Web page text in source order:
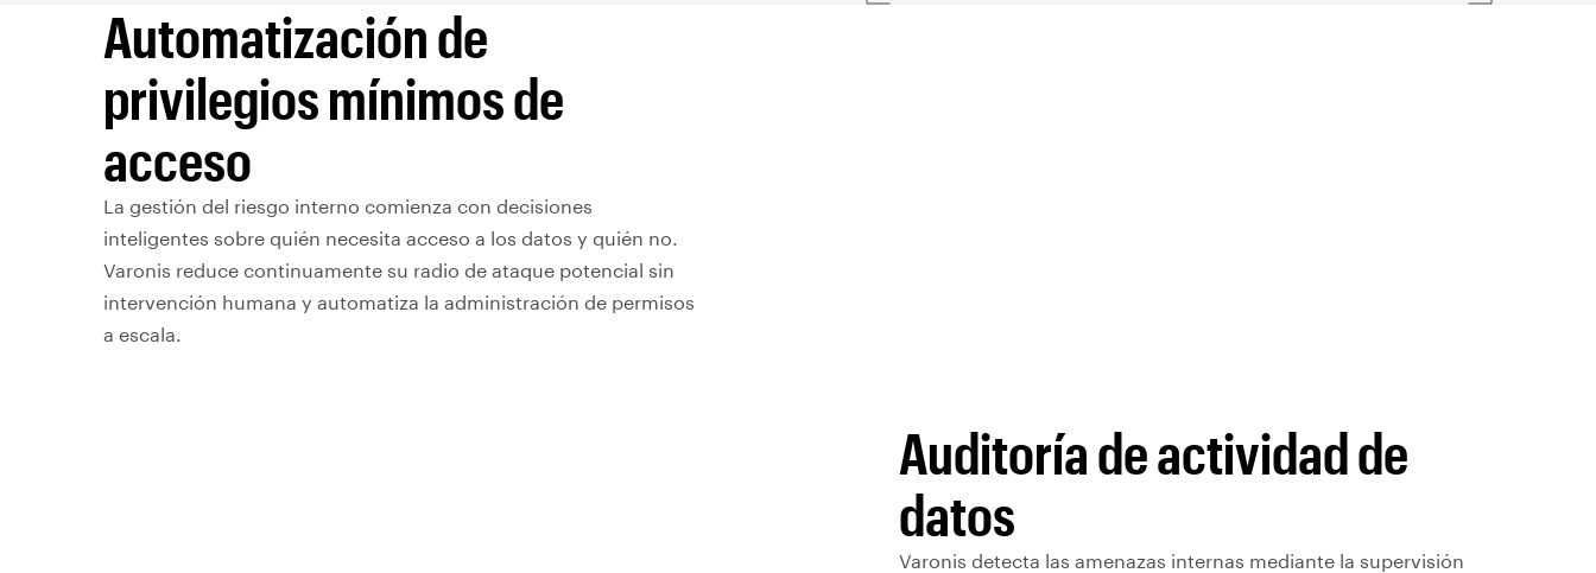
Automatización de
privilegios mínimos de
acceso
La gestión del riesgo interno comienza con decisiones
inteligentes sobre quién necesita acceso a los datos y quién no.
Varonis reduce continuamente su radio de ataque potencial sin
intervención humana y automatiza la administración de permisos
a escala.
Auditoría de actividad de
datos
Varonis detecta las amenazas internas mediante la supervisión